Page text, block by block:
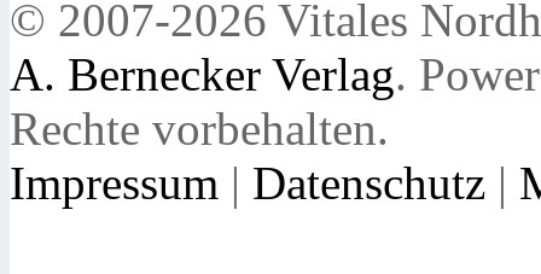
© 2007-2026 Vitales
A. Bernecker Verlag.
Rechte vorbehalten.
Impressum | Datenschutz |